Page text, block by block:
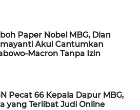
Paper Nobel MBG, Dian
Akui Cantumkan
Macron Tanpa Izin
Pecat 66 Kepala Dapur MBG,
yang Terlibat Judi Online